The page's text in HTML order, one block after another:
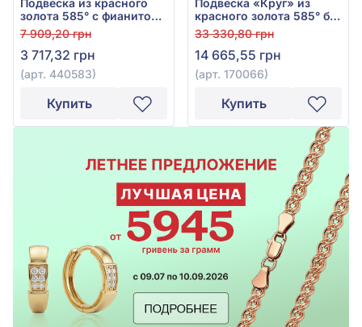
Подвеска из красного
золота 585° с фианитом/
куб. цирконием, арт.
440583
7 909,20 грн
3 717,32 грн
(арт. 440583)
Купить
Подвеска «Круг» из
красного золота 585° без
вставки, арт. 170066
33 330,80 грн
14 665,55 грн
(арт. 170066)
Купить